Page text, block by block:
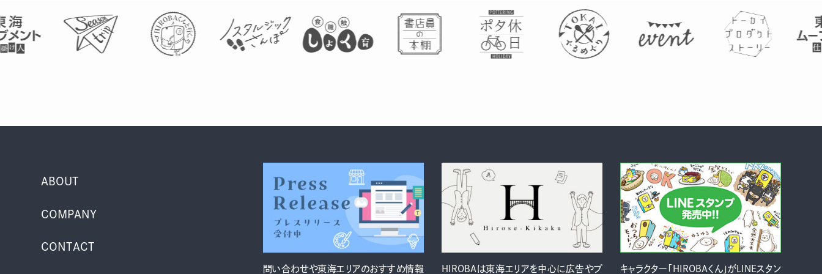
ABOUT
COMPANY
CONTACT
問い合わせや東海エリアのおすすめ情報 HIROBAは東海エリアを中心に広告やプ キャラクター「HIROBAくん」がLINEスタン